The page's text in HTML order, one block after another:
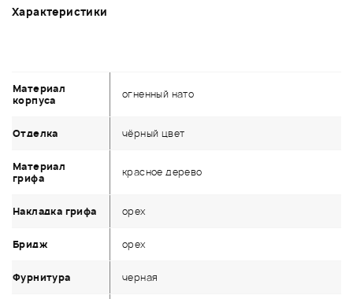
Характеристики
Материал
корпуса
огненный нато
Отделка чёрный цвет
Материал
грифа
красное дерево
Накладка грифа орех
Бридж орех
Фурнитура черная